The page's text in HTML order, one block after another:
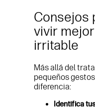
Consejos
vivir
irritable
Más allá del
pequeños
diferencia:
Identifica